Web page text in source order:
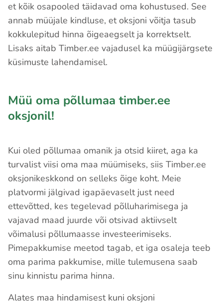
et kõik osapooled täidavad oma kohustused. See
annab müüjale kindluse, et oksjoni võitja tasub
kokkulepitud hinna õigeaegselt ja korrektselt.
Lisaks aitab Timber.ee vajadusel ka müügijärgsete
küsimuste lahendamisel.
Müü oma põllumaa timber.ee
oksjonil!
Kui oled põllumaa omanik ja otsid kiiret, aga ka
turvalist viisi oma maa müümiseks, siis Timber.ee
oksjonikeskkond on selleks õige koht. Meie
platvormi jälgivad igapäevaselt just need
ettevõtted, kes tegelevad põlluharimisega ja
vajavad maad juurde või otsivad aktiivselt
võimalusi põllumaasse investeerimiseks.
Pimepakkumise meetod tagab, et iga osaleja teeb
oma parima pakkumise, mille tulemusena saab
sinu kinnistu parima hinna.
Alates maa hindamisest kuni oksjoni